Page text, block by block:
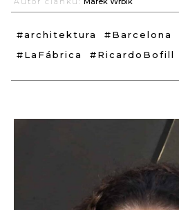
#architektura #Barcelona
#LaFábrica
#RicardoBofill